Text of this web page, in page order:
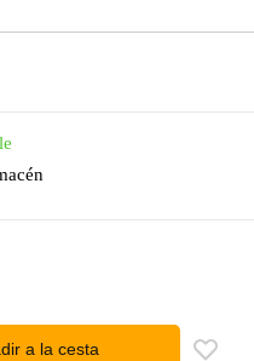
a la cesta